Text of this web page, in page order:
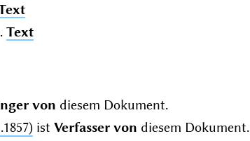
Text
von diesem Dokument.
ist Verfasser von diesem Dokument.